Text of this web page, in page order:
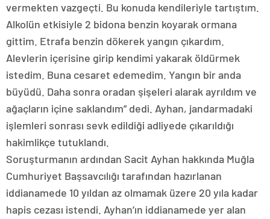
vermekten vazgeçti. Bu konuda kendileriyle tartıştım.
Alkolün etkisiyle 2 bidona benzin koyarak ormana
gittim. Etrafa benzin dökerek yangın çıkardım.
Alevlerin içerisine girip kendimi yakarak öldürmek
istedim. Buna cesaret edemedim. Yangın bir anda
büyüdü. Daha sonra oradan şişeleri alarak ayrıldım ve
ağaçların içine saklandım” dedi. Ayhan, jandarmadaki
işlemleri sonrası sevk edildiği adliyede çıkarıldığı
hakimlikçe tutuklandı.
Soruşturmanın ardından Sacit Ayhan hakkında Muğla
Cumhuriyet Başsavcılığı tarafından hazırlanan
iddianamede 10 yıldan az olmamak üzere 20 yıla kadar
hapis cezası istendi. Ayhan’ın iddianamede yer alan